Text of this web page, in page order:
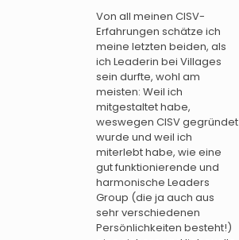
Von all meinen CISV-
Erfahrungen schätze ich
meine letzten beiden, als
ich Leaderin bei Villages
sein durfte, wohl am
meisten: Weil ich
mitgestaltet habe,
weswegen CISV gegründet
wurde und weil ich
miterlebt habe, wie eine
gut funktionierende und
harmonische Leaders
Group (die ja auch aus
sehr verschiedenen
Persönlichkeiten besteht!)